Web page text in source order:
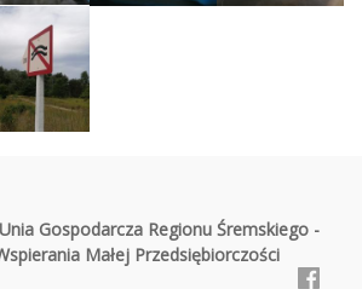
Unia Gospodarcza Regionu Śremskiego -
Małej Przedsiębiorczości